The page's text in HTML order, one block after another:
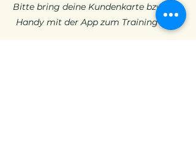
Bitte bring deine Kundenkarte bzw. das
Handy mit der App zum Training mit.